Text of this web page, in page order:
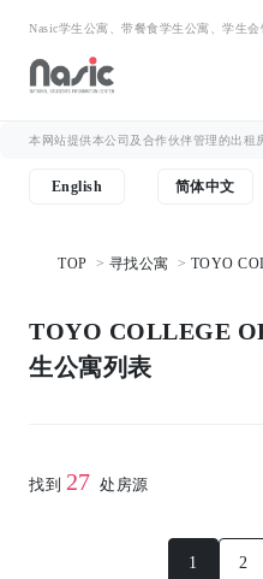
Nasic学生公寓、带餐食学生公寓、学生
本网站提供本公司及合作伙伴管理的出租
English 简体中文
TOP 寻找公寓
TOYO
TOYO COLLEGE
生公寓列表
找到 27 处房源
1 2